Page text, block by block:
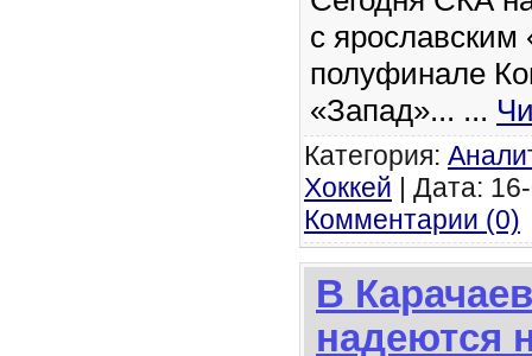
с
полуфинале
«Запад»... ...
Категория:
Хоккей | Дата:
Комментарии (0)
В
надеются